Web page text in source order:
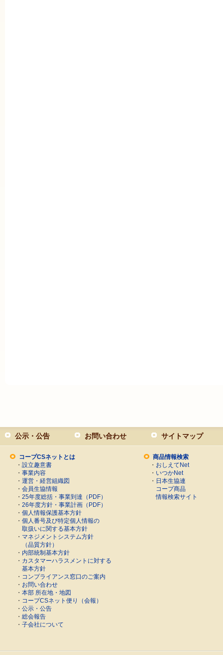
公示・公告 お問い合わせ サイトマップ
コープCSネットとは
・ 設立趣意書
・ 事業内容
・ 運営・経営組織図
・ 会員生協情報
・ 25年度総括・事業到達（PDF）
・ 26年度方針・事業計画（PDF）
・ 個人情報保護基本方針
・ 個人番号及び特定個人情報の
取扱いに関する基本方針
・ マネジメントシステム方針
（品質方針）
・ 内部統制基本方針
・ カスタマーハラスメントに対する
基本方針
・ コンプライアンス窓口のご案内
・ お問い合わせ
・ 本部 所在地・地図
・ コープCSネット便り（会報）
・ 公示・公告
・ 総会報告
・ 子会社について
商品情報検索
・ おしえてNet
・ いつかNet
・ 日本生協連
コープ商品
情報検索サイト